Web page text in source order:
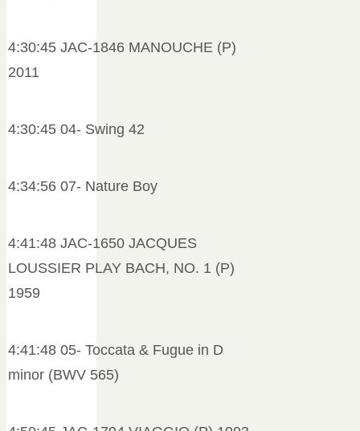
4:30:45 JAC-1846 MANOUCHE (P)
2011
4:30:45 04- Swing 42
4:34:56 07- Nature Boy
4:41:48 JAC-1650 JACQUES
LOUSSIER PLAY BACH, NO. 1 (P)
1959
4:41:48 05- Toccata & Fugue in D
minor (BWV 565)